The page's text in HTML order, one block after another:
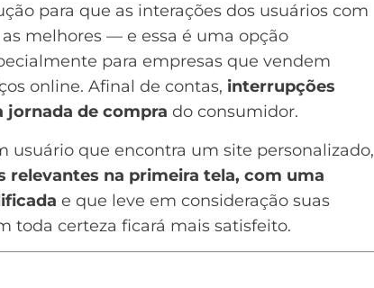
para que as interações dos usuários com
melhores — e essa é uma opção
para empresas que vendem
online. Afinal de contas, interrupções
jornada de compra do consumidor.
usuário que encontra um site personalizado,
relevantes na primeira tela, com uma
e que leve em consideração suas
toda certeza ficará mais satisfeito.